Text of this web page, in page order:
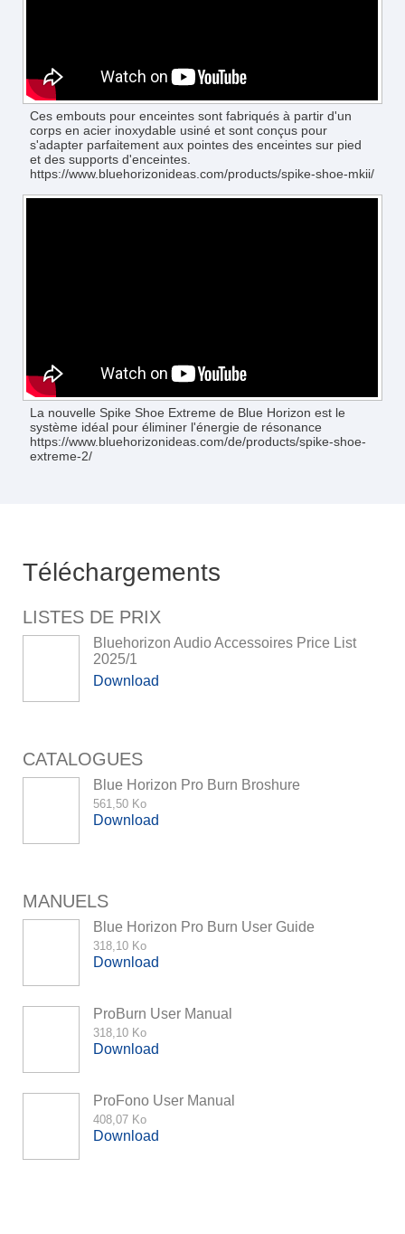
Ces embouts pour enceintes sont fabriqués à partir d'un
corps en acier inoxydable usiné et sont conçus pour
s'adapter parfaitement aux pointes des enceintes sur pied
et des supports d'enceintes.
https://www.bluehorizonideas.com/products/spike-shoe-mkii/
La nouvelle Spike Shoe Extreme de Blue Horizon est le
système idéal pour éliminer l'énergie de résonance
https://www.bluehorizonideas.com/de/products/spike-shoe-
extreme-2/
Téléchargements
LISTES DE PRIX
Bluehorizon Audio Accessoires Price List
2025/1
Download
CATALOGUES
Blue Horizon Pro Burn Broshure
561,50 Ko
Download
MANUELS
Blue Horizon Pro Burn User Guide
318,10 Ko
Download
ProBurn User Manual
318,10 Ko
Download
ProFono User Manual
408,07 Ko
Download